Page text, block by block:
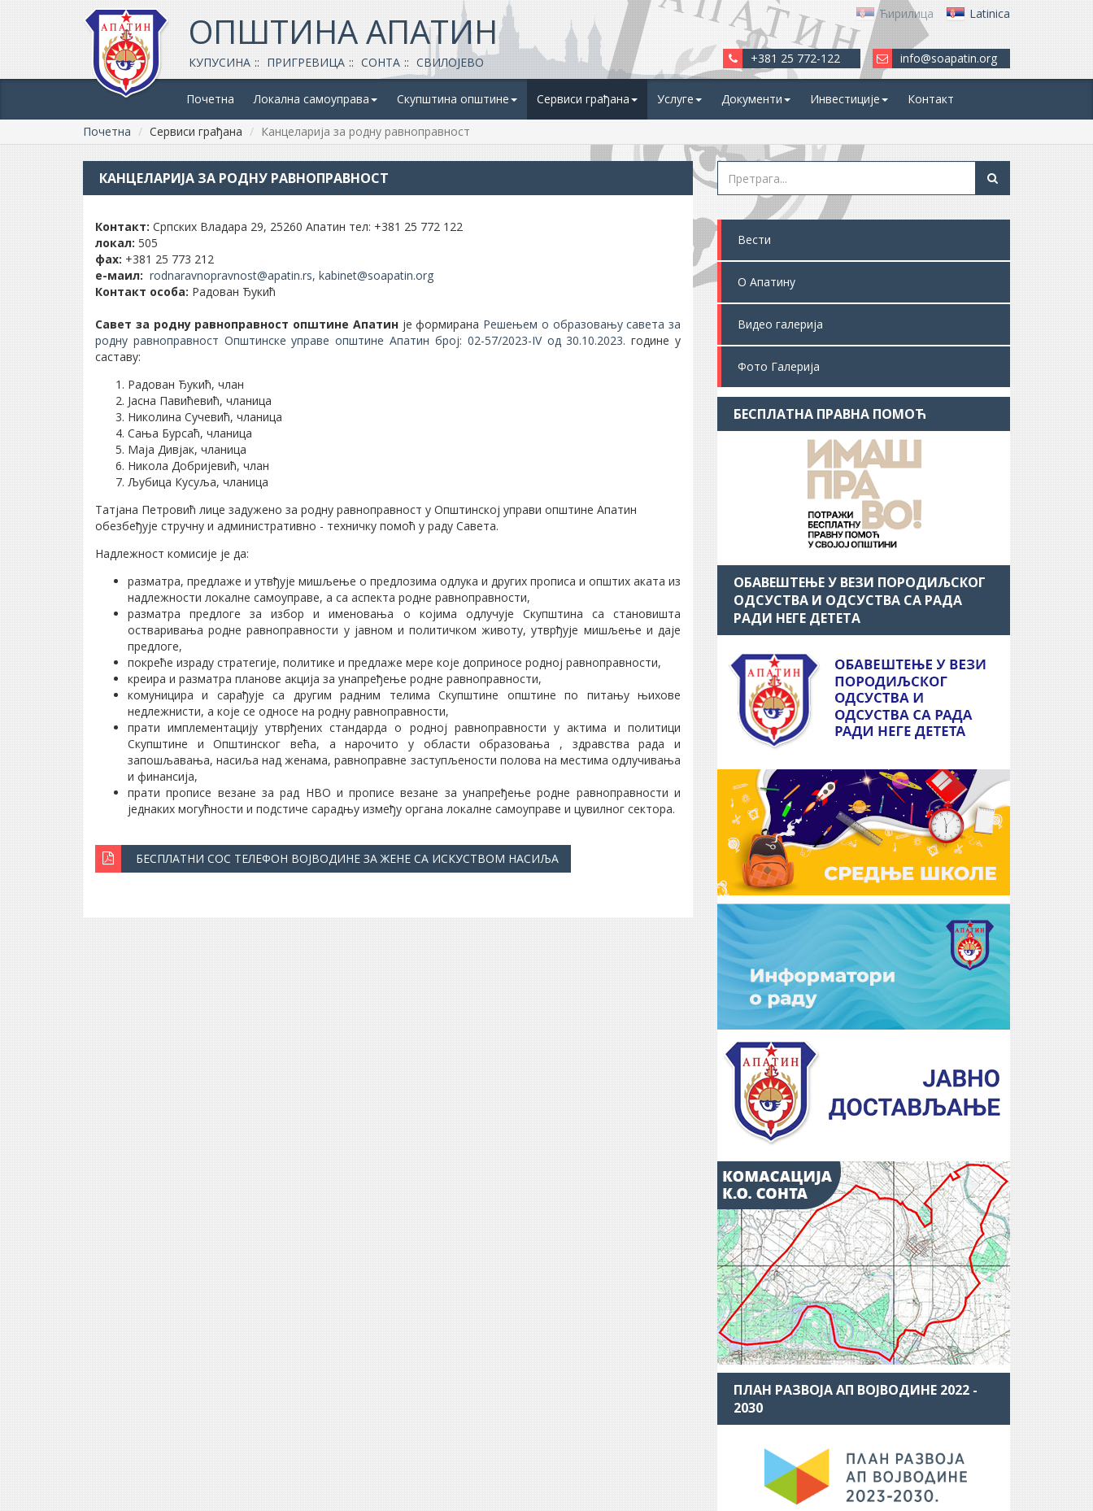
ОПШТИНА АПАТИН
КУПУСИНА ПРИГРЕВИЦА СОНТА СВИЛОЈЕВО
Ћирилица Latinica
+381 25 772-122 info@soapatin.org
Почетна Локална самоуправа Скупштина општине Сервиси грађана Услуге Документи Инвестиције Контакт
Почетна Сервиси грађана Канцеларија за родну равноправност
КАНЦЕЛАРИЈА ЗА РОДНУ РАВНОПРАВНОСТ
Контакт: Српских Владара 29, 25260 Апатин тел: +381 25 772 122
локал: 505
фаx: +381 25 773 212
е-маил: rodnaravnopravnost@apatin.rs, kabinet@soapatin.org
Контакт особа: Радован Ђукић
Савет за родну равноправност општине Апатинје формирана Решењем о образовању савета за
родну равноправност Општинске управе општине Апатин број: 02-57/2023-IV од 30.10.2023. године у
саставу:
Радован Ђукић, члан
Јасна Павићевић, чланица
Николина Сучевић, чланица
Сања Бурсаћ, чланица
Маја Дивјак, чланица
Никола Добријевић, члан
Љубица Кусуља, чланица
Татјана Петровић лице задужено за родну равноправност у Општинској управи општине Апатин
обезбеђује стручну и административно - техничку помоћ у раду Савета.
Надлежност комисије је да:
разматра, предлаже и утвђује мишљење о предлозима одлука и других прописа и општих аката из
надлежности локалне самоуправе, а са аспекта родне равноправности,
разматра предлоге за избор и именовања о којима одлучује Скупштина са становишта
остваривања родне равноправности у јавном и политичком животу, утврђује мишљење и даје
предлоге,
покреће израду стратегије, политике и предлаже мере које доприносе родној равноправности,
креира и разматра планове акција за унапређење родне равноправности,
комуницира и сарађује са другим радним телима Скупштине општине по питању њихове
недлежнисти, а које се односе на родну равноправности,
прати имплементацију утврђених стандарда о родној равноправности у актима и политици
Скупштине и Општинског већа, а нарочито у области образовања , здравства рада и
запошљавања, насиља над женама, равноправне заступљености полова на местима одлучивања
и финансија,
прати прописе везане за рад НВО и прописе везане за унапређење родне равноправности и
једнаких могућности и подстиче сарадњу између органа локалне самоуправе и цувилног сектора.
БЕСПЛАТНИ СОС ТЕЛЕФОН ВОЈВОДИНЕ ЗА ЖЕНЕ СА ИСКУСТВОМ НАСИЉА
Вести
О Апатину
Видео галерија
Фото Галерија
БЕСПЛАТНА ПРАВНА ПОМОЋ
ОБАВЕШТЕЊЕ У ВЕЗИ ПОРОДИЉСКОГ
ОДСУСТВА И ОДСУСТВА СА РАДА
РАДИ НЕГЕ ДЕТЕТА
ПЛАН РАЗВОЈА АП ВОЈВОДИНЕ 2022 -
2030